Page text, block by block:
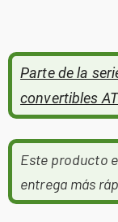
Parte de la
convertibles
Este producto
entrega más